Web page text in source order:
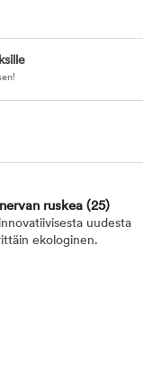
ruskea (25)
uudesta
ekologinen.